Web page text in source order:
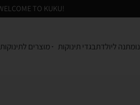
!WELCOME TO KUKU
מתנה ליולדתבגדי תינוקות מוצרים לתינוקות